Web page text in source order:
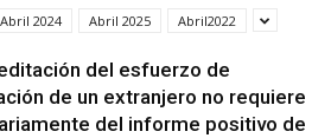
Abril 2024 Abril 2025 Abril2022
del esfuerzo de
de un extranjero no requiere
del informe positivo de